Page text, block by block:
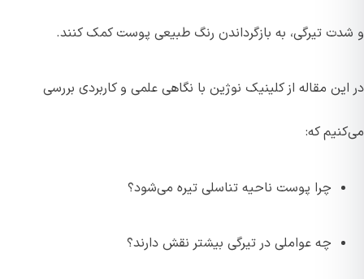
و شدت تیرگی، به بازگرداندن رنگ طبیعی پوست کمک کنند.
در این مقاله از کلینیک نوژین با نگاهی علمی و کاربردی بررسی
می‌کنیم که:
چرا پوست ناحیه تناسلی تیره می‌شود؟
چه عواملی در تیرگی بیشتر نقش دارند؟